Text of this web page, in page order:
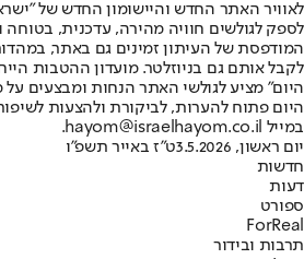
לאוויר האתר החדש והיישומון החדש של
לספק לגולשים חוויה מהירה, עדכנית, בטוחה
המודפסת של העיתון זמינים גם באתר,
לקבל אותם גם בניוזלטר. מועדון ההטבות
היום" מציע לגולשי האתר הנחות ומבצעים על
היום פתוח להערות, לביקורת ולהצעות
במייל hayom@israelhayom.co.il.
יום ראשון, 3.5.2026
ט"ז באייר תשפ"ו
חדשות
דעות
ספורט
ForReal
תרבות ובידור